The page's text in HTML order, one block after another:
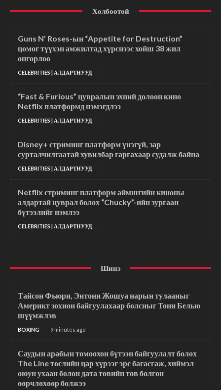
Холбоотой
Guns N’ Roses-ын “Appetite for Destruction”
цомог түүхэн амжилтад хүрснээс хойш 38 жил
өнгөрлөө
CELEBRITIES | АЛДАРТНУУД
“Fast & Furious” цувралын эхний долоон кино
Netflix платформд нэмэгдлээ
CELEBRITIES | АЛДАРТНУУД
Disney+ стриминг платформ үнэгүй, зар
сурталчилгаатай хувилбар гаргахаар судалж байна
CELEBRITIES | АЛДАРТНУУД
Netflix стриминг платформ аймшгийн киноны
алдартай цуврал болох “Chucky”-ийн зургаан
бүтээлийг нэмлээ
CELEBRITIES | АЛДАРТНУУД
Шинэ
Тайсон Фьюри, Энтони Жошуа нарын тулааныг
Америкт зохион байгуулахаар болсныг Тони Белью
шүүмжлэв
BOXING 9 minutes ago
Саудын арабын томоохон бүтээн байгуулалт болох
The Line төслийн цар хүрээг эрс багасгаж, хиймэл
оюун ухаан болон дата төвийн төв болгон
өөрчлөхөөр болжээ